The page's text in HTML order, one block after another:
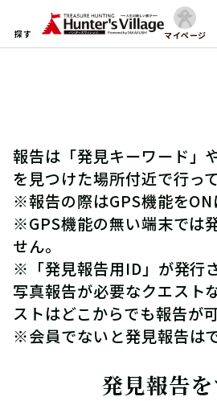
探す マイページ
報告は「発見キーワード」
を見つけた場所付近で行っ
※報告の際はGPS機能をON
※GPS機能の無い端末では
せん。
※「発見報告用ID」が発行
写真報告が必要なクエスト
ストはどこからでも報告が可
※会員でないと発見報告は
発見報告